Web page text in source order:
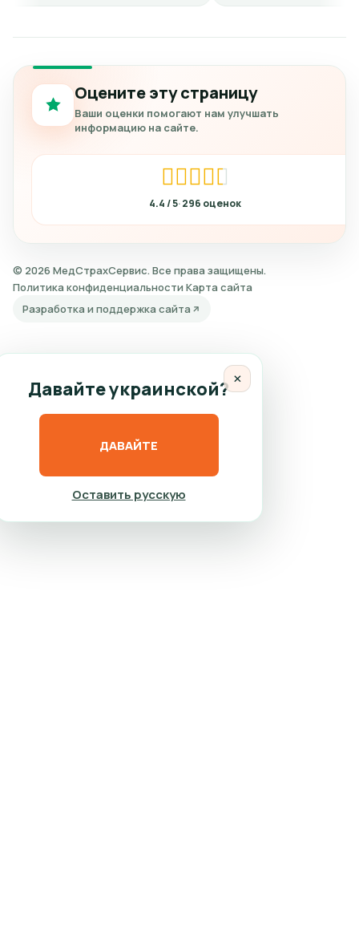
Оцените эту страницу
Ваши оценки помогают нам улучшать
информацию на сайте.
4.4 296
© 2026 МедСтрахСервис. Все права защищены.
Политика конфиденциальности Карта сайта
Разработка и поддержка сайта
×
Давайте украинской?
ДАВАЙТЕ
Оставить русскую